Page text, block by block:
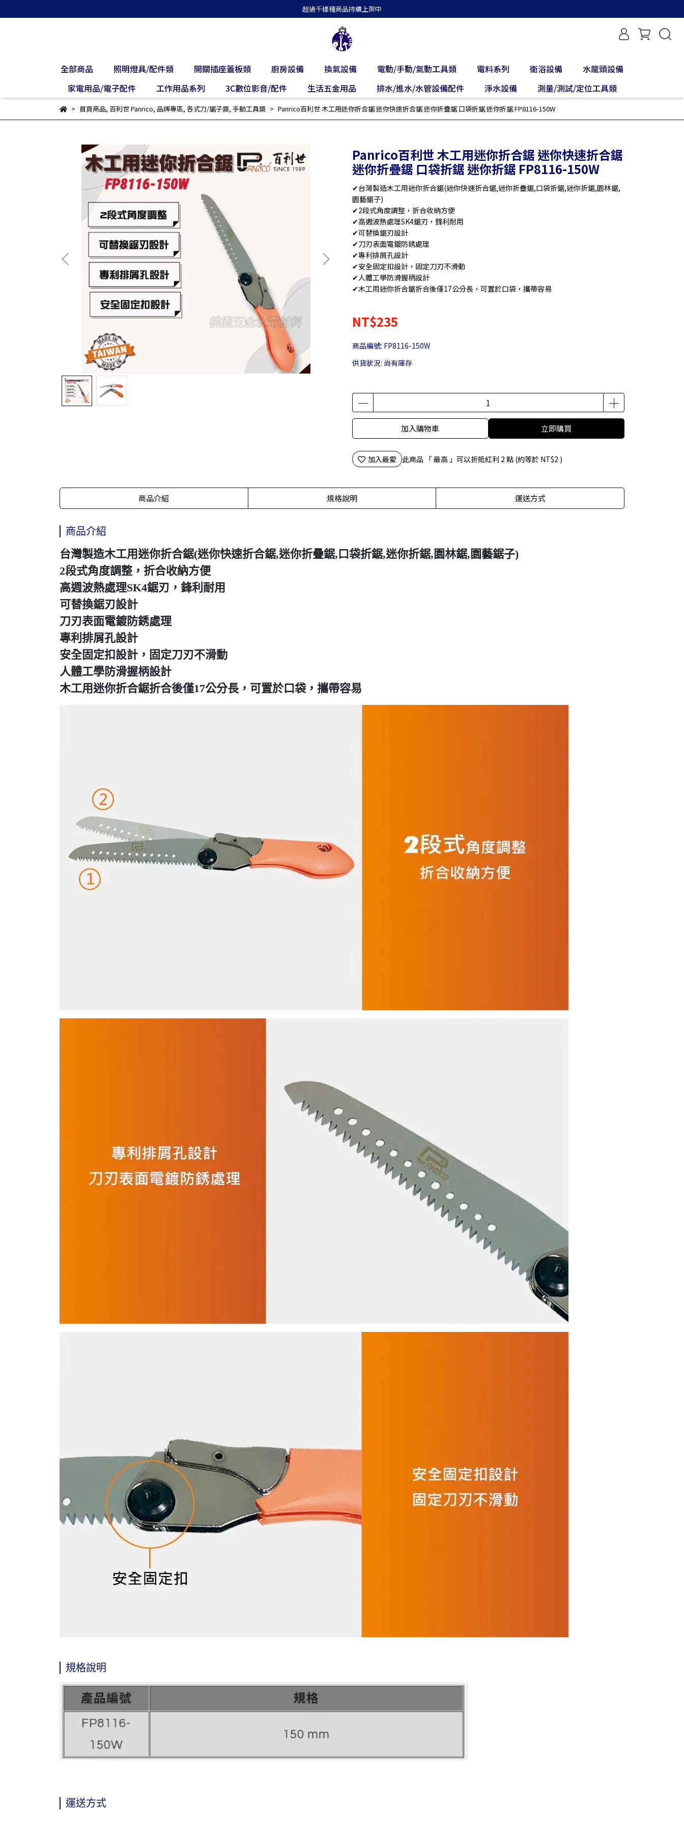
超過千樣種商品持續上架中
全部商品 照明燈具/配件類 開關插座蓋板類 廚房設備 換氣設備 電動/手動/氣動工具類 電料系列 衛浴設備
水龍頭設備
家電用品/電子配件
工作用品系列 3C數位影音/配件 生活五金用品 排水/進水/水管設備配件 淨水設備 測量/測試/定位工具類
首頁商品, 百利世 Panrico, 品牌專區, 各式刀/鋸子類, 手動工具類 Panrico百利世 木工用迷你折合鋸 迷你快速折合鋸 迷你折疊鋸 口袋折鋸 迷你折鋸 FP8116-150W
Panrico百利世 木工用迷你折合鋸 迷你快速折合鋸
迷你折疊鋸 口袋折鋸 迷你折鋸 FP8116-150W
✔台灣製造木工用迷你折合鋸(迷你快速折合鋸,迷你折疊鋸,口袋折鋸,迷你折鋸,園林鋸,
園藝鋸子)
✔2段式角度調整，折合收納方便
✔高週波熱處理SK4鋸刃，鋒利耐用
✔可替換鋸刃設計
✔刀刃表面電鍍防銹處理
✔專利排屑孔設計
✔安全固定扣設計，固定刀刃不滑動
✔人體工學防滑握柄設計
✔木工用迷你折合鋸折合後僅17公分長，可置於口袋，攜帶容易
NT$235
商品編號: FP8116-150W
供貨狀況: 尚有庫存
加入購物車 立即購買
加入最愛 此商品 「 最高 」可以折抵紅利 2 點 (約等於 NT$2 )
商品介紹 規格說明 運送方式
商品介紹
台灣製造木工用迷你折合鋸(迷你快速折合鋸,迷你折疊鋸,口袋折鋸,迷你折鋸,園林鋸,園藝鋸子)
2段式角度調整，折合收納方便
高週波熱處理SK4鋸刃，鋒利耐用
可替換鋸刃設計
刀刃表面電鍍防銹處理
專利排屑孔設計
安全固定扣設計，固定刀刃不滑動
人體工學防滑握柄設計
木工用迷你折合鋸折合後僅17公分長，可置於口袋，攜帶容易
規格說明
運送方式